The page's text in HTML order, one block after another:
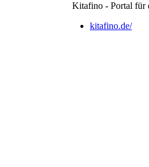
Kitafino - Portal für
kitafino.de/